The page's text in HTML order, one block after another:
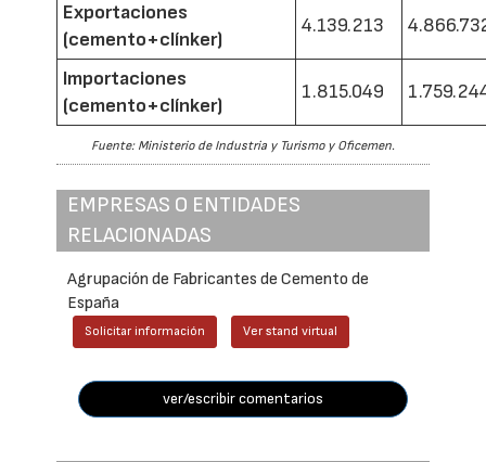
Exportaciones
(cemento+clínker)
4.139.213
Importaciones
(cemento+clínker)
1.815.049
Fuente: Ministerio de Industria y Turismo y Oficemen.
EMPRESAS O ENTIDADES
RELACIONADAS
Agrupación de Fabricantes de Cemento de
España
Solicitar información Ver stand virtual
ver/escribir comentarios